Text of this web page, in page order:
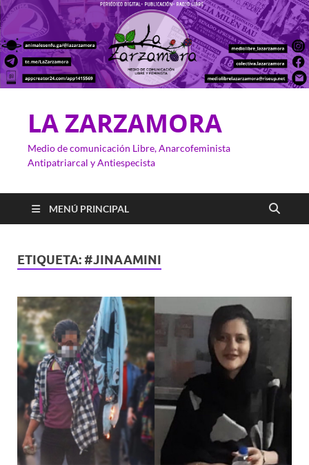
LA ZARZAMORA
Medio de comunicación Libre, Anarcofeminista
Antipatriarcal y Antiespecista
MENÚ PRINCIPAL
ETIQUETA: #JINAAMINI